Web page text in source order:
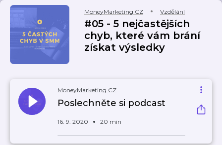
MoneyMarketing CZ Vzdělání
#05 - 5 nejčastějších
chyb, které vám brání
získat výsledky
MoneyMarketing CZ
Poslechněte si podcast
16. 9. 2020 20 min